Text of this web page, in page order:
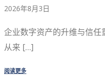
2026年8月3日
企业数字资产的升维与信任
从来 […]
阅读更多